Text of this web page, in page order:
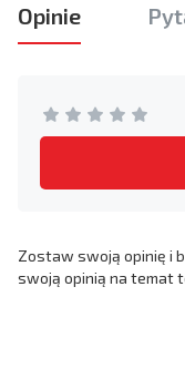
Opinie
Zostaw swoją opinię i
swoją opinią na temat